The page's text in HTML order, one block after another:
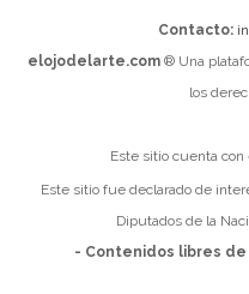
Contacto:
elojodelarte.com® Una
los
Este sitio cuenta
Este sitio fue declarado de
Diputados de la
- Contenidos libres